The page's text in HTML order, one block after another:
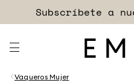
Descubre
Subscríbete a
Vaqueros Mujer